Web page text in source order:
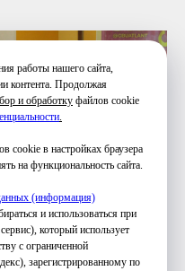
работы нашего сайта,
контента. Продолжая
и обработку файлов cookie
.
cookie в настройках браузера
на функциональность сайта.
(информация)
и использоваться при
который использует
с ограниченной
зарегистрированному по